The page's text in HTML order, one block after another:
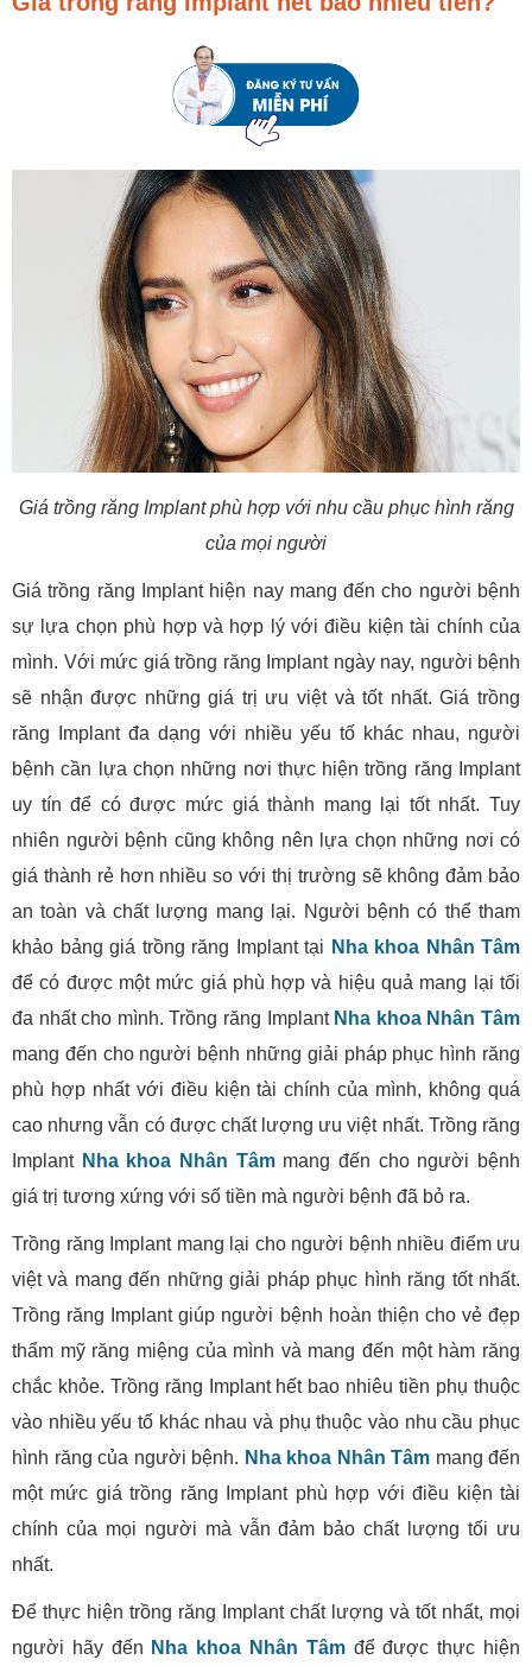
Giá trồng răng Implant phù hợp với nhu cầu phục hình răng
của mọi người
Giá trồng răng Implant hiện nay mang đến cho người bệnh
sự lựa chọn phù hợp và hợp lý với điều kiện tài chính của
mình. Với mức giá trồng răng Implant ngày nay, người bệnh
sẽ nhận được những giá trị ưu việt và tốt nhất. Giá trồng
răng Implant đa dạng với nhiều yếu tố khác nhau, người
bệnh cần lựa chọn những nơi thực hiện trồng răng Implant
uy tín để có được mức giá thành mang lại tốt nhất. Tuy
nhiên người bệnh cũng không nên lựa chọn những nơi có
giá thành rẻ hơn nhiều so với thị trường sẽ không đảm bảo
an toàn và chất lượng mang lại. Người bệnh có thể tham
khảo bảng giá trồng răng Implant tại Nha khoa Nhân Tâm
để có được một mức giá phù hợp và hiệu quả mang lại tối
đa nhất cho mình. Trồng răng Implant Nha khoa Nhân Tâm
mang đến cho người bệnh những giải pháp phục hình răng
phù hợp nhất với điều kiện tài chính của mình, không quá
cao nhưng vẫn có được chất lượng ưu việt nhất. Trồng răng
Implant Nha khoa Nhân Tâmmang đến cho người bệnh
giá trị tương xứng với số tiền mà người bệnh đã bỏ ra.
Trồng răng Implant mang lại cho người bệnh nhiều điểm ưu
việt và mang đến những giải pháp phục hình răng tốt nhất.
Trồng răng Implant giúp người bệnh hoàn thiện cho vẻ đẹp
thẩm mỹ răng miệng của mình và mang đến một hàm răng
chắc khỏe. Trồng răng Implant hết bao nhiêu tiền phụ thuộc
vào nhiều yếu tố khác nhau và phụ thuộc vào nhu cầu phục
hình răng của người bệnh. Nha khoa Nhân Tâm mang đến
một mức giá trồng răng Implant phù hợp với điều kiện tài
chính của mọi người mà vẫn đảm bảo chất lượng tối ưu
nhất.
Để thực hiện trồng răng Implant chất lượng và tốt nhất, mọi
người hãy đến Nha khoa Nhân Tâmđể được thực hiện